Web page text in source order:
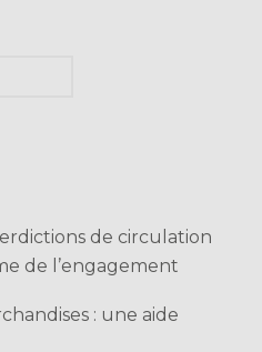
de circulation
de l’engagement
: une aide